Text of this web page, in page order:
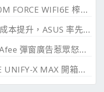
GIGABYTE B850M FORCE WIFI6E 榨乾長鑫24G DDR
PCB、VRM 缺料成本提升，ASUS 率先調漲主機板
LG 螢幕偷渡 McAfee 彈窗廣告惹眾怒，微軟出手制止
MSI MEG X870E UNIFY-X MAX 開箱測試, 2 DIMM 的超頻優化